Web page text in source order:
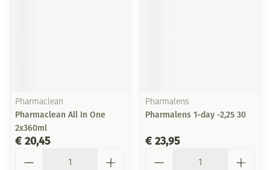
Pharmaclean
Pharmaclean All In One
2x360ml
€ 20,45
Pharmalens
Pharmalens 1-day -2,25 30
€ 23,95